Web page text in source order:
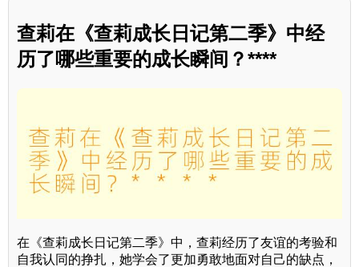
查莉在《查莉成长日记第二季》中经
历了哪些重要的成长瞬间？****
在《查莉成长日记第二季》中，查莉经历了友谊的考验和
自我认同的挣扎，她学会了更加勇敢地面对自己的缺点，